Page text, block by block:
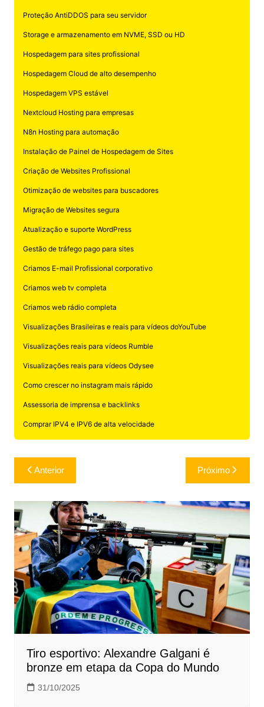
Proteção AntiDDOS para seu servidor
Storage e armazenamento em NVME, SSD ou HD
Hospedagem para sites profissional
Hospedagem Cloud de alto desempenho
Hospedagem VPS estável
Nextcloud Hosting para empresas
N8n Hosting para automação
Instalação de Painel de Hospedagem de Sites
Criação de Websites Profissional
Otimização de websites para buscadores
Migração de Websites segura
Atualização e suporte WordPress
Gestão de tráfego pago para sites
Criamos E-mail Profissional corporativo
Criamos web tv completa
Criamos web rádio completa
Visualizações Brasileiras e reais para vídeos doYouTube
Visualizações reais para vídeos Rumble
Visualizações reais para vídeos Odysee
Como crescer no instagram mais rápido
Assessoria de imprensa e backlinks
Comprar IPV4 e IPV6 de alta velocidade
Navegação
de
Post
Anterior Próximo
Tiro esportivo: Alexandre Galgani é
bronze em etapa da Copa do Mundo
31/10/2025